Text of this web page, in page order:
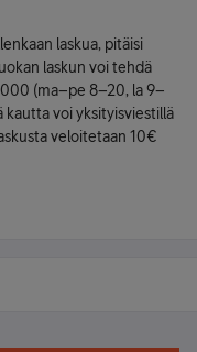
laskua, pitäisi
laskun voi tehdä
(ma–pe 8–20, la 9–
kautta voi yksityisviestillä
veloitetaan 10€